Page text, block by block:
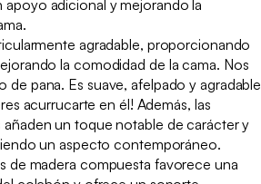
adicional y mejorando la
agradable, proporcionando
la comodidad de la cama. Nos
de pana. Es suave, afelpado y agradable
acurrucarte en él! Además, las
añaden un toque notable de carácter y
un aspecto contemporáneo.
de madera compuesta favorece una